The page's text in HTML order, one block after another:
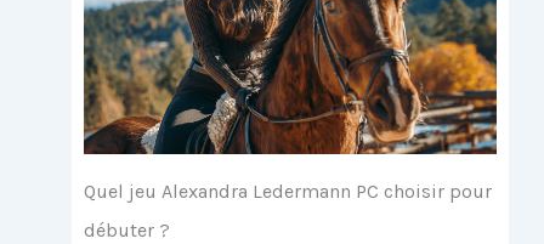
Quel jeu Alexandra Ledermann PC choisir pour
débuter ?